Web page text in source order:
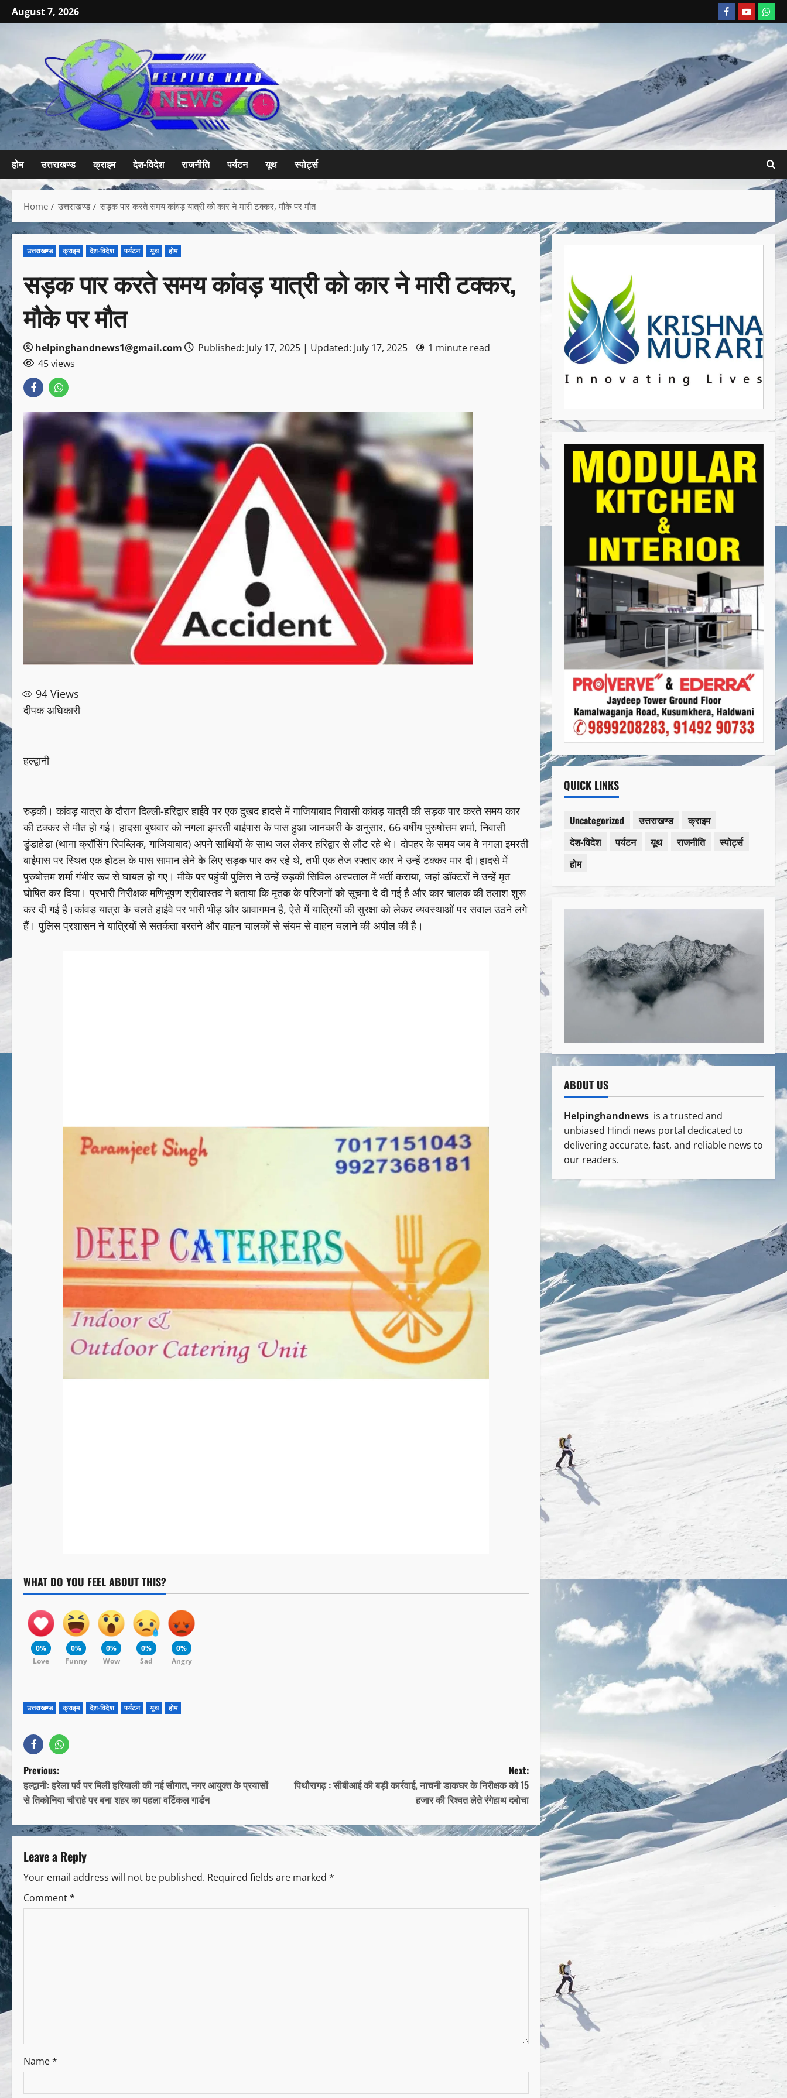
August 7, 2026
होम उत्तराखण्ड क्राइम देश-विदेश राजनीति पर्यटन यूथ स्पोर्ट्स
Home उत्तराखण्ड सड़क पार करते समय कांवड़ यात्री को कार ने मारी टक्कर, मौके पर मौत
उत्तराखण्ड क्राइम देश-विदेश पर्यटन यूथ होम
सड़क पार करते समय कांवड़ यात्री को कार ने मारी टक्कर,
मौके पर मौत
helpinghandnews1@gmail.com Published: July 17, 2025 | Updated: July 17, 2025
1 minute read
45 views
94 Views
दीपक अधिकारी
हल्द्वानी
रुड़की। कांवड़ यात्रा के दौरान दिल्ली-हरिद्वार हाईवे पर एक दुखद हादसे में गाजियाबाद निवासी कांवड़ यात्री की सड़क पार करते समय कार
की टक्कर से मौत हो गई। हादसा बुधवार को नगला इमरती बाईपास के पास हुआ जानकारी के अनुसार, 66 वर्षीय पुरुषोत्तम शर्मा, निवासी
डुंडाहेडा (थाना क्रॉसिंग रिपब्लिक, गाजियाबाद) अपने साथियों के साथ जल लेकर हरिद्वार से लौट रहे थे। दोपहर के समय जब वे नगला इमरती
बाईपास पर स्थित एक होटल के पास सामान लेने के लिए सड़क पार कर रहे थे, तभी एक तेज रफ्तार कार ने उन्हें टक्कर मार दी।हादसे में
पुरुषोत्तम शर्मा गंभीर रूप से घायल हो गए। मौके पर पहुंची पुलिस ने उन्हें रुड़की सिविल अस्पताल में भर्ती कराया, जहां डॉक्टरों ने उन्हें मृत
घोषित कर दिया। प्रभारी निरीक्षक मणिभूषण श्रीवास्तव ने बताया कि मृतक के परिजनों को सूचना दे दी गई है और कार चालक की तलाश शुरू
कर दी गई है।कांवड़ यात्रा के चलते हाईवे पर भारी भीड़ और आवागमन है, ऐसे में यात्रियों की सुरक्षा को लेकर व्यवस्थाओं पर सवाल उठने लगे
हैं। पुलिस प्रशासन ने यात्रियों से सतर्कता बरतने और वाहन चालकों से संयम से वाहन चलाने की अपील की है।
WHAT DO YOU FEEL ABOUT THIS?
0%
Love
0%
Funny
0%
Wow
0%
Sad
0%
Angry
उत्तराखण्ड क्राइम देश-विदेश पर्यटन यूथ होम
Previous:
हल्द्वानी: हरेला पर्व पर मिली हरियाली की नई सौगात, नगर आयुक्त के प्रयासों
से तिकोनिया चौराहे पर बना शहर का पहला वर्टिकल गार्डन
Next:
पिथौरागढ़ : सीबीआई की बड़ी कार्रवाई, नाचनी डाकघर के निरीक्षक को 15
हजार की रिश्वत लेते रंगेहाथ दबोचा
Leave a Reply
Your email address will not be published. Required fields are marked *
Comment*
Name*
QUICK LINKS
Uncategorized उत्तराखण्ड
क्राइम
देश-विदेश
पर्यटन यूथ राजनीति
स्पोर्ट्स
होम
ABOUT US
Helpinghandnews is a trusted and
unbiased Hindi news portal dedicated to
delivering accurate, fast, and reliable news to
our readers.